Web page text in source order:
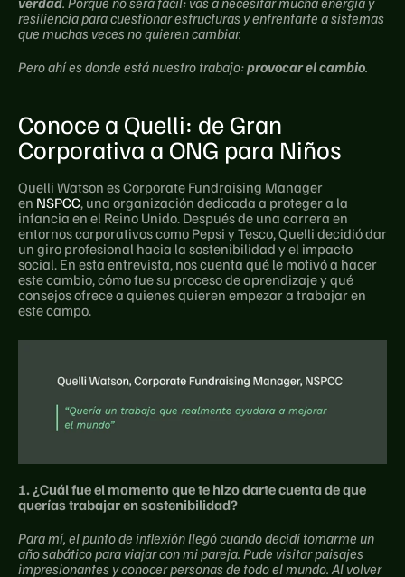
resiliencia para cuestionar estructuras y enfrentarte a sistemas
que muchas veces no quieren cambiar.
Pero ahí es donde está nuestro trabajo: provocar el cambio.
Conoce a Quelli: de Gran
Corporativa a ONG para Niños
Quelli Watson es Corporate Fundraising Manager
en NSPCC, una organización dedicada a proteger a la
infancia en el Reino Unido. Después de una carrera en
entornos corporativos como Pepsi y Tesco, Quelli decidió dar
un giro profesional hacia la sostenibilidad y el impacto
social. En esta entrevista, nos cuenta qué le motivó a hacer
este cambio, cómo fue su proceso de aprendizaje y qué
consejos ofrece a quienes quieren empezar a trabajar en
este campo.
1. ¿Cuál fue el momento que te hizo darte cuenta de que
querías trabajar en sostenibilidad?
Para mí, el punto de inflexión llegó cuando decidí tomarme un
año sabático para viajar con mi pareja. Pude visitar paisajes
impresionantes y conocer personas de todo el mundo. Al volver